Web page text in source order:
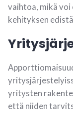
vaihtoa, mikä voi
kehityksen
yritysten
että niiden